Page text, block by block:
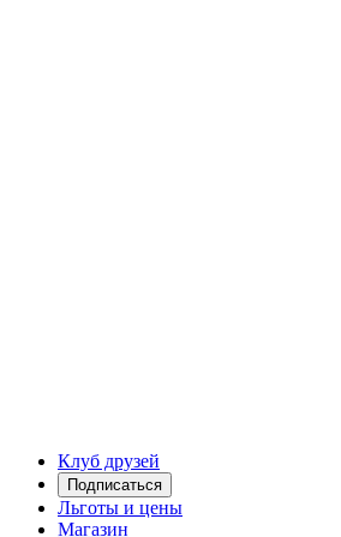
Клуб друзей
Подписаться
Льготы и цены
Магазин